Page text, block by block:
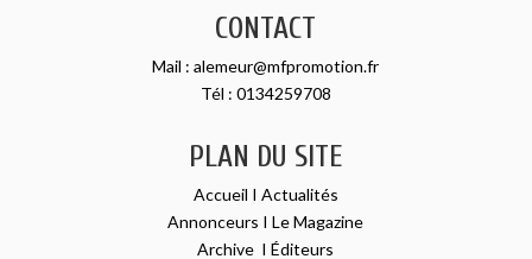
CONTACT
Mail :alemeur@mfpromotion.fr
Tél : 0134259708
PLAN DU SITE
Accueil I Actualités
Annonceurs ILe Magazine
Archive IÉditeurs